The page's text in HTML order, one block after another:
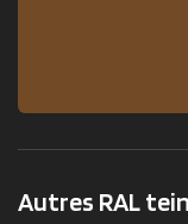
Autres RAL